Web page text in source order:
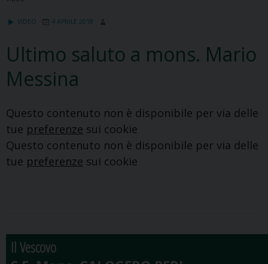
VIDEO 4 APRILE 2018
Ultimo saluto a mons. Mario
Messina
Questo contenuto non è disponibile per via delle
tue preferenze sui cookie
Questo contenuto non è disponibile per via delle
tue preferenze sui cookie
Il Vescovo